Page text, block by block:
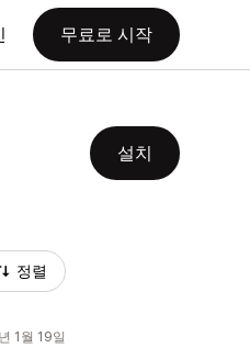
무료로 시작
설치
정렬
1월 19일